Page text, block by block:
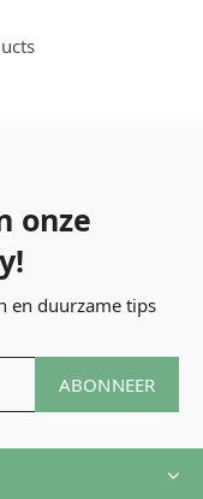
onze
en duurzame tips
ABONNEER